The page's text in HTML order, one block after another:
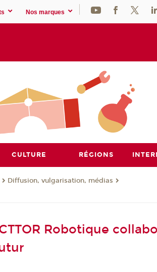
Nos marques
CULTURE RÉGIONS
Diffusion, vulgarisation, médias
Robotique